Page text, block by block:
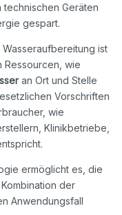
technischen Geräten
gespart.
ist
Ressourcen, wie
an Ort und Stelle
Vorschriften
wie
Klinikbetriebe,
ermöglicht es, die
der
Anwendungsfall